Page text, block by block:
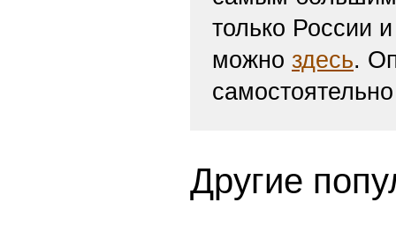
только России
можно здесь.
Другие